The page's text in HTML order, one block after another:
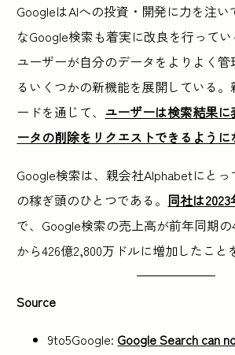
GoogleはAIへの投資・開発に力を注
なGoogle検索も着実に改良を行ってい
ユーザーが自分のデータをよりよく
るいくつかの新機能を展開している
ードを通じて、 ユーザーは検索結果
ータの削除をリクエストできるように
Google検索は、親会社Alphabetにと
の稼ぎ頭のひとつである。 同社は
で、Google検索の売上高が前年同期の
から426億2,800万ドルに増加したこと
Source
9to5Google: Google Search can